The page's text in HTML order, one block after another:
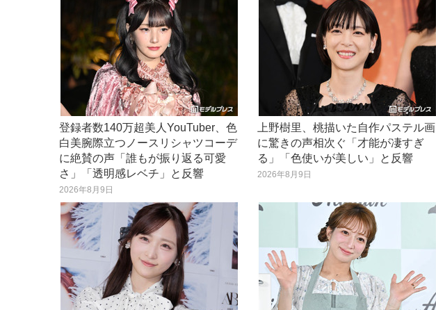
登録者数140万超美人YouTuber、色
白美腕際立つノースリシャツコーデ
に絶賛の声「誰もが振り返る可愛
さ」「透明感レベチ」と反響
2026年8月9日
上野樹里、桃描いた自作パステル画
に驚きの声相次ぐ「才能が凄すぎ
る」「色使いが美しい」と反響
2026年8月9日